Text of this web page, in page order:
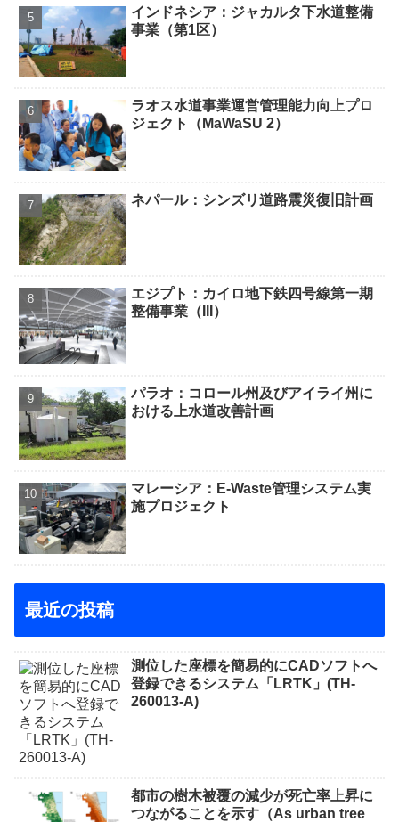
インドネシア：ジャカルタ下水道整備
事業（第1区）
ラオス水道事業運営管理能力向上プロ
ジェクト（MaWaSU 2）
ネパール：シンズリ道路震災復旧計画
エジプト：カイロ地下鉄四号線第一期
整備事業（III）
パラオ：コロール州及びアイライ州に
おける上水道改善計画
マレーシア：E-Waste管理システム実
施プロジェクト
最近の投稿
測位した座標を簡易的にCADソフトへ
登録できるシステム「LRTK」(TH-
260013-A)
都市の樹木被覆の減少が死亡率上昇に
つながることを示す（As urban tree